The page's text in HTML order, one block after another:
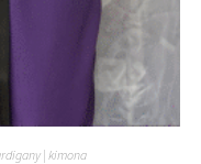
| kimona